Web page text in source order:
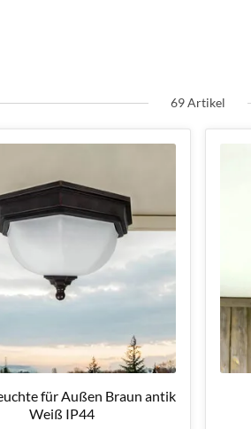
69 Artikel
für Außen Braun antik
Weiß IP44